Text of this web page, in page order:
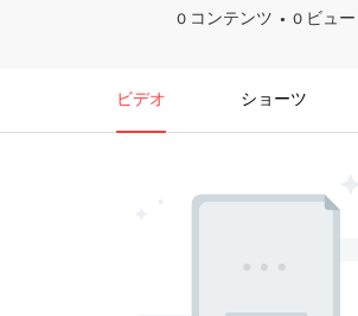
0 コンテンツ
0 ビュー
ビデオ ショーツ